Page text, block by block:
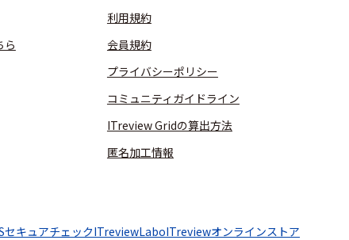
ら
利用規約
会員規約
プライバシーポリシー
コミュニティガイドライン
ITreview Gridの算出方法
匿名加工情報
セキュアチェックITreviewLaboITreviewオンラインストア